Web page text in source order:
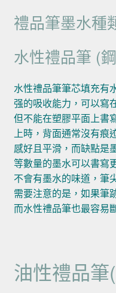
禮品筆墨水種
水性禮品筆 (
水性禮品筆筆芯填充有
强的吸收能力，可以寫
但不能在塑膠平面上書
上時，背面通常沒有痕
感好且平滑，而缺點是
等數量的墨水可以書寫
不會有墨水的味道，筆
需要注意的是，如果筆
而水性禮品筆也最容易
油性禮品筆